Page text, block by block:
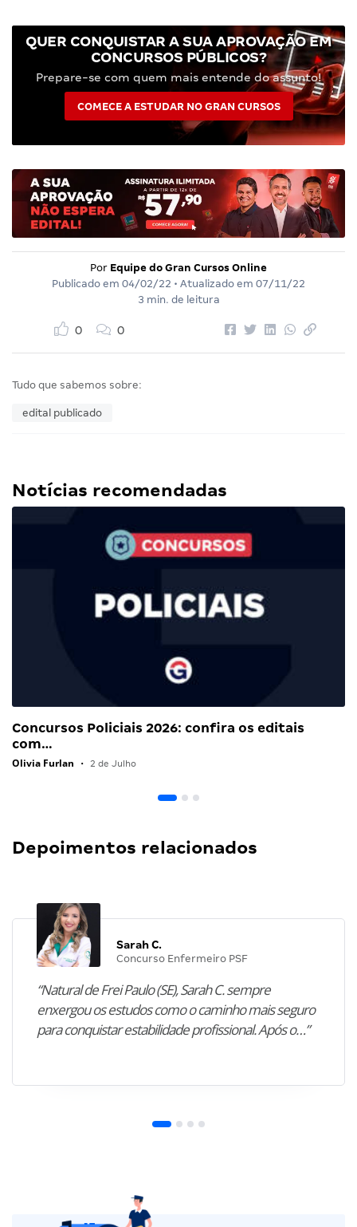
QUER CONQUISTAR A SUA APROVAÇÃO EM
CONCURSOS PÚBLICOS?
Prepare-se com quem mais entende do assunto!
COMECE A ESTUDAR NO GRAN CURSOS
Por Equipe do Gran Cursos Online
Publicado em 04/02/22 • Atualizado em 07/11/22
3 min. de leitura
0 0
Tudo que sabemos sobre:
edital publicado
Notícias recomendadas
Concursos Policiais 2026: confira os editais
com…
Olivia Furlan • 2 de Julho
Depoimentos relacionados
Sarah C.
Concurso Enfermeiro PSF
“Natural de Frei Paulo (SE), Sarah C. sempre
enxergou os estudos como o caminho mais seguro
para conquistar estabilidade profissional. Após o…”